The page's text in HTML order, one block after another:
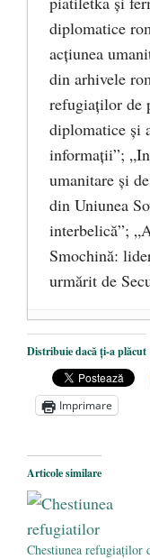
diplomatice
acțiunea
din arhivele
refugiaților de
diplomatice și
informații”;
umanitare și
din Uniunea
interbelică”;
Smochină:
urmărit de
Prima
Emigraţia
politico-
2013
Distribuie dacă ți-a plăcut
Imprimare
Articole similare
Chestiunea refugiaților